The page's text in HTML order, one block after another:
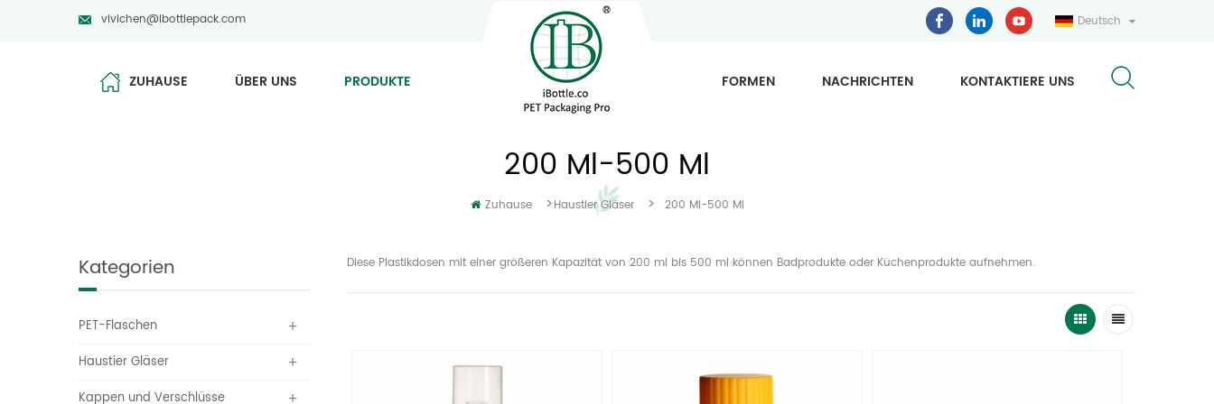
vivichen@ibottlepack.com Deutsch
ZUHAUSE ÜBER UNS PRODUKTE FORMEN NACHRICHTEN KONTAKTIERE UNS
200 Ml-500 Ml
Zuhause >Haustier Gläser > 200 Ml-500 Ml
Diese Plastikdosen mit einer größeren Kapazität von 200 ml bis 500 ml können Badprodukte oder Küchenprodukte aufnehmen.
Kategorien
PET-Flaschen
Haustier Gläser
Kappen und Verschlüsse